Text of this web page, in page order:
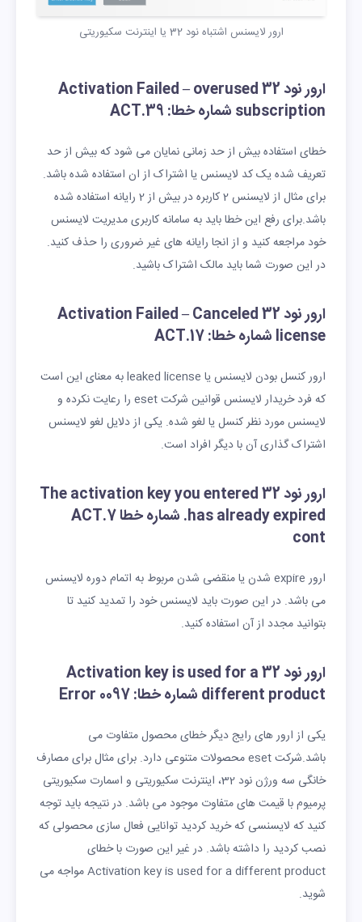
ارور لایسنس اشتباه نود 32 یا اینترنت سکیوریتی
ارور نود 32 Activation Failed – overused
subscription شماره خطا: ACT.39
خطای استفاده بیش از حد زمانی نمایان می شود که بیش از حد
تعریف شده یک کد لایسنس یا اشتراک از ان استفاده شده باشد.
برای مثال از لایسنس 2 کاربره در بیش از 2 رایانه استفاده شده
باشد.برای رفع این خطا باید به سامانه کاربری مدیریت لایسنس
خود مراجعه کنید و از انجا رایانه های غیر ضروری را حذف کنید.
در این صورت شما باید مالک اشتراک باشید.
ارور نود 32 Activation Failed – Canceled
license شماره خطا: ACT.17
ارور کنسل بودن لایسنس یا leaked license به معنای این است
که فرد خریدار لایسنس قوانین شرکت eset را رعایت نکرده و
لایسنس مورد نظر کنسل یا لغو شده. یکی از دلایل لغو لایسنس
اشتراک گذاری آن با دیگر افراد است.
ارور نود 32 The activation key you entered
has already expired. شماره خطا ACT.7
cont
ارور expire شدن یا منقضی شدن مربوط به اتمام دوره لایسنس
می باشد. در این صورت باید لایسنس خود را تمدید کنید تا
بتوانید مجدد از آن استفاده کنید.
ارور نود 32 Activation key is used for a
different product شماره خطا: Error 0097
یکی از ارور های رایج دیگر خطای محصول متفاوت می
باشد.شرکت eset محصولات متنوعی دارد. برای مثال برای مصارف
خانگی سه ورژن نود 32، اینترنت سکیوریتی و اسمارت سکیوریتی
پرمیوم با قیمت های متفاوت موجود می باشد. در نتیجه باید توجه
کنید که لایسنسی که خرید کردید توانایی فعال سازی محصولی که
نصب کردید را داشته باشد. در غیر این صورت با خطای
Activation key is used for a different product مواجه می
شوید.